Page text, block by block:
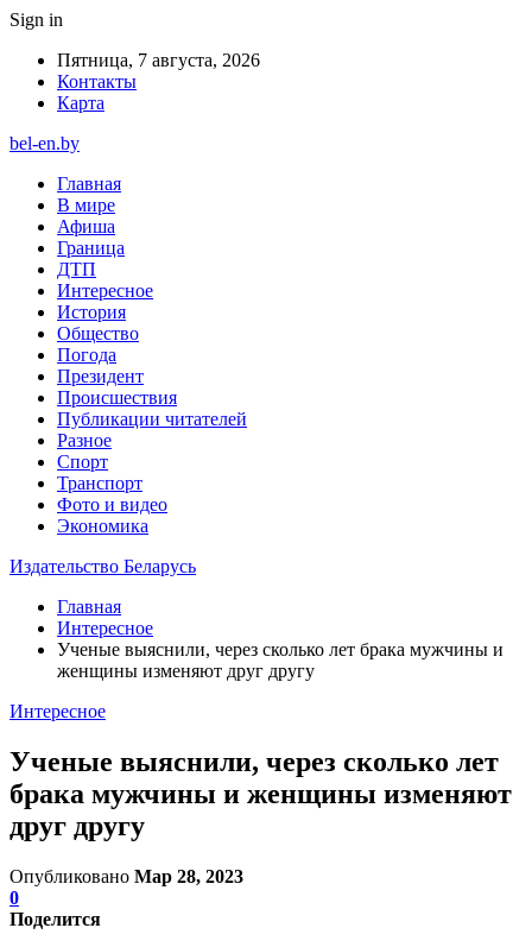
Sign in
Пятница, 7 августа, 2026
Контакты
Карта
bel-en.by
Главная
В мире
Афиша
Граница
ДТП
Интересное
История
Общество
Погода
Президент
Происшествия
Публикации читателей
Разное
Спорт
Транспорт
Фото и видео
Экономика
Издательство Беларусь
Главная
Интересное
Ученые выяснили, через сколько лет брака мужчины и
женщины изменяют друг другу
Интересное
Ученые выяснили, через сколько лет
брака мужчины и женщины изменяют
друг другу
Опубликовано Мар 28, 2023
0
Поделится